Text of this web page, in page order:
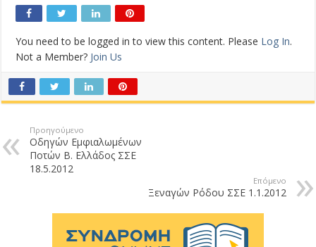
You need to be logged in to view this content. Please Log In.
Not a Member? Join Us
Προηγούμενο
Οδηγών Εμφιαλωμένων
Ποτών Β. Ελλάδος ΣΣΕ
18.5.2012
Επόμενο
Ξεναγών Ρόδου ΣΣΕ 1.1.2012